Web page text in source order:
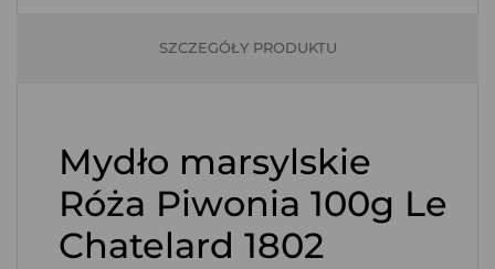
SZCZEGÓŁY PRODUKTU
Mydło marsylskie
Róża Piwonia 100g Le
Chatelard 1802